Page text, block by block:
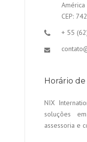
América
CEP:
+ 55
Horário
NIX
soluções
assessoria e